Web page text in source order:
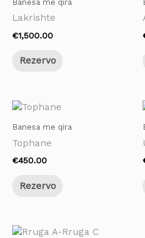
Banesa me qira
Lakrishte
€1,500.00
Rezervo
Banesa me qira
Tophane
€450.00
Rezervo